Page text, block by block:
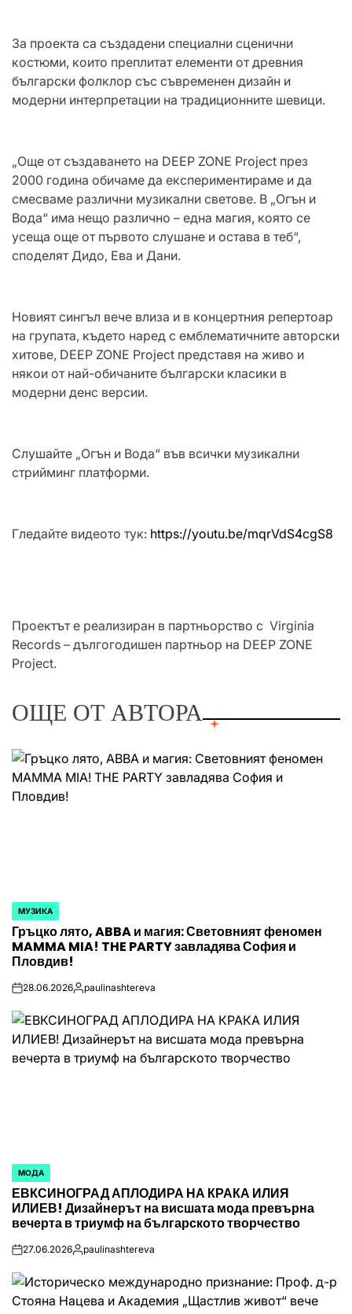
За проекта са създадени специални сценични
костюми, които преплитат елементи от древния
български фолклор със съвременен дизайн и
модерни интерпретации на традиционните шевици.
„Още от създаването на DEEP ZONE Project през
2000 година обичаме да експериментираме и да
смесваме различни музикални светове. В „Огън и
Вода“ има нещо различно – една магия, която се
усеща още от първото слушане и остава в теб“,
споделят Дидо, Ева и Дани.
Новият сингъл вече влиза и в концертния репертоар
на групата, където наред с емблематичните авторски
хитове, DEEP ZONE Project представя на живо и
някои от най-обичаните български класики в
модерни денс версии.
Слушайте „Огън и Вода“ във всички музикални
стрийминг платформи.
Гледайте видеото тук: https://youtu.be/mqrVdS4cgS8
Проектът е реализиран в партньорство с Virginia
Records – дългогодишен партньор на DEEP ZONE
Project.
ОЩЕ ОТ АВТОРА
POSTED
IN
МУЗИКА
Гръцко лято, ABBA и магия: Световният феномен
MAMMA MIA! THE PARTY завладява София и
Пловдив!
on28.06.2026Posted
paulinashtereva
POSTED
IN
МОДА
ЕВКСИНОГРАД АПЛОДИРА НА КРАКА ИЛИЯ
ИЛИЕВ! Дизайнерът на висшата мода превърна
вечерта в триумф на българското творчество
on27.06.2026Posted
paulinashtereva